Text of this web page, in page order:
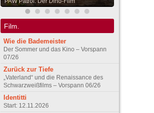
Film.
Wie die Bademeister
Der Sommer und das Kino – Vorspann
07/26
Zurück zur Tiefe
„Vaterland“ und die Renaissance des
Schwarzweißfilms – Vorspann 06/26
Identitti
Start: 12.11.2026